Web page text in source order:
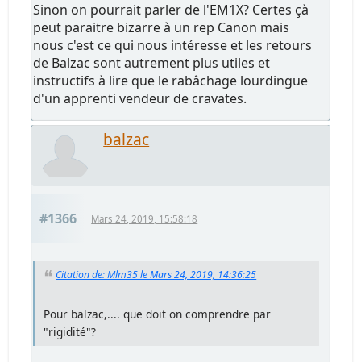
Sinon on pourrait parler de l'EM1X? Certes çà
peut paraitre bizarre à un rep Canon mais
nous c'est ce qui nous intéresse et les retours
de Balzac sont autrement plus utiles et
instructifs à lire que le rabâchage lourdingue
d'un apprenti vendeur de cravates.
balzac
#1366 Mars 24, 2019, 15:58:18
Citation de: Mlm35 le Mars 24, 2019, 14:36:25
Pour balzac,.... que doit on comprendre par
"rigidité"?